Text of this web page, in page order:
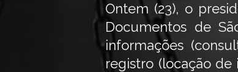
Ontem (23), o
Documentos de
informações
registro (locação